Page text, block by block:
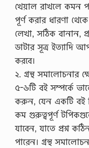
খেয়াল রাখলে কমন
পূর্ণ করার ধারণা
লেখা, সঠিক বানান,
ডাটার সূত্র ইত্যাদি
করবে।
২. গ্রন্থ সমালোচনার
৫-৬টি বই সম্পর্কে
করুন, যেন একটি বই
কম গুরুত্বপূর্ণ
যাবেন, যাতে প্রশ্ন
পারেন। গ্রন্থ